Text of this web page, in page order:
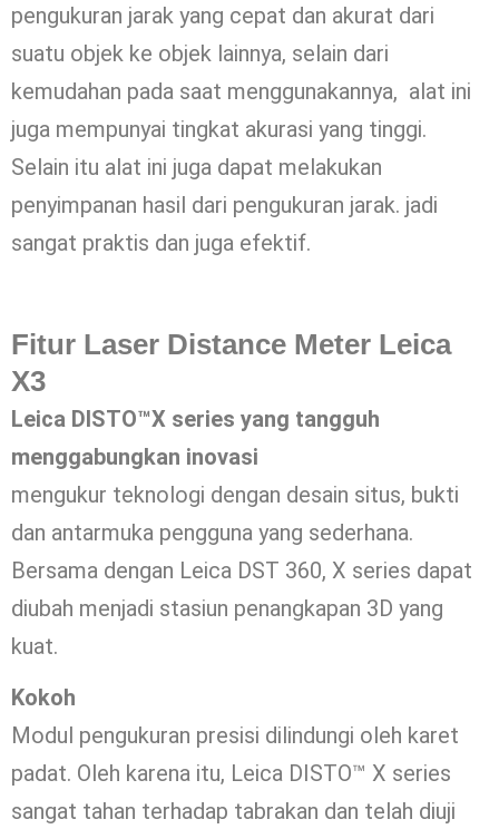
pengukuran jarak yang cepat dan akurat dari
suatu objek ke objek lainnya, selain dari
kemudahan pada saat menggunakannya, alat ini
juga mempunyai tingkat akurasi yang tinggi.
Selain itu alat ini juga dapat melakukan
penyimpanan hasil dari pengukuran jarak. jadi
sangat praktis dan juga efektif.
Fitur Laser Distance Meter Leica
X3
Leica DISTO™X series yang tangguh
menggabungkan inovasi
mengukur teknologi dengan desain situs, bukti
dan antarmuka pengguna yang sederhana.
Bersama dengan Leica DST 360, X series dapat
diubah menjadi stasiun penangkapan 3D yang
kuat.
Kokoh
Modul pengukuran presisi dilindungi oleh karet
padat. Oleh karena itu, Leica DISTO™ X series
sangat tahan terhadap tabrakan dan telah diuji